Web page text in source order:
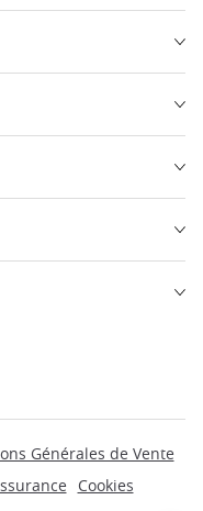
Générales de Vente
Cookies